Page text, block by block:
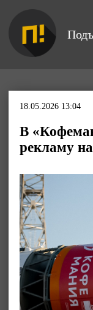
18.05.2026 13:04
В
рекламу